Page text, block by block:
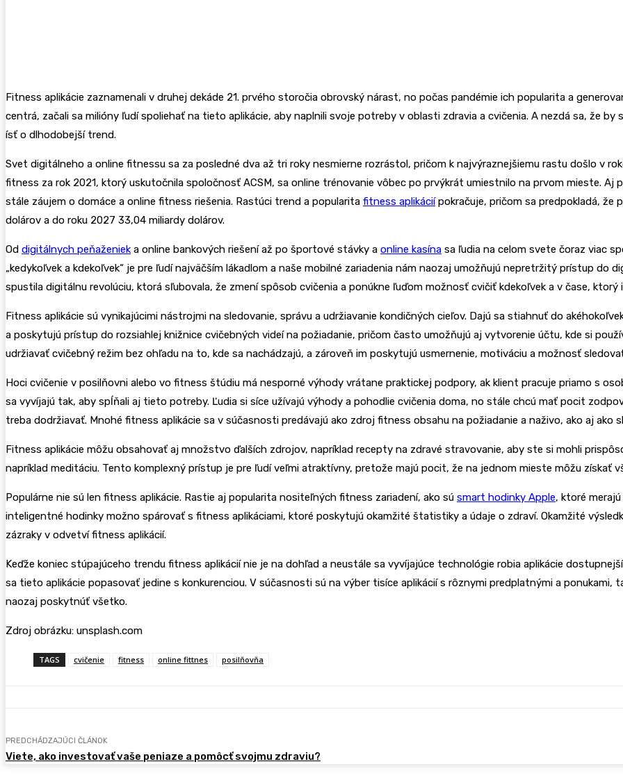
Fitness aplikácie zaznamenali v druhej dekáde 21. prvého storočia obrovský nárast, no počas pandémie ich popularita a
centrá, začali sa milióny ľudí spoliehať na tieto aplikácie, aby naplnili svoje potreby v oblasti zdravia a cvičenia. A nezdá sa, že
ísť o dlhodobejší trend.
Svet digitálneho a online fitnessu sa za posledné dva až tri roky nesmierne rozrástol, pričom k najvýraznejšiemu rastu došlo v
fitness za rok 2021, ktorý uskutočnila spoločnosť ACSM, sa online trénovanie vôbec po prvýkrát umiestnilo na prvom mieste.
stále záujem o domáce a online fitness riešenia. Rastúci trend a popularita fitness aplikáciípokračuje, pričom sa predpokladá, že
dolárov a do roku 2027 33,04 miliardy dolárov.
Od digitálnych peňaženiek a online bankových riešení až po športové stávky a online kasína sa ľudia na celom svete čoraz viac
„kedykoľvek a kdekoľvek“ je pre ľudí najväčším lákadlom a naše mobilné zariadenia nám naozaj umožňujú nepretržitý prístup
spustila digitálnu revolúciu, ktorá sľubovala, že zmení spôsob cvičenia a ponúkne ľuďom možnosť cvičiť kdekoľvek a v čase, ktorý
Fitness aplikácie sú vynikajúcimi nástrojmi na sledovanie, správu a udržiavanie kondičných cieľov. Dajú sa stiahnuť do
a poskytujú prístup do rozsiahlej knižnice cvičebných videí na požiadanie, pričom často umožňujú aj vytvorenie účtu, kde si
udržiavať cvičebný režim bez ohľadu na to, kde sa nachádzajú, a zároveň im poskytujú usmernenie, motiváciu a možnosť
Hoci cvičenie v posilňovni alebo vo fitness štúdiu má nesporné výhody vrátane praktickej podpory, ak klient pracuje priamo s
sa vyvíjajú tak, aby spĺňali aj tieto potreby. Ľudia si síce užívajú výhody a pohodlie cvičenia doma, no stále chcú mať pocit
treba dodržiavať. Mnohé fitness aplikácie sa v súčasnosti predávajú ako zdroj fitness obsahu na požiadanie a naživo, ako aj ako
Fitness aplikácie môžu obsahovať aj množstvo ďalších zdrojov, napríklad recepty na zdravé stravovanie, aby ste si mohli
napríklad meditáciu. Tento komplexný prístup je pre ľudí veľmi atraktívny, pretože majú pocit, že na jednom mieste môžu získať
Populárne nie sú len fitness aplikácie. Rastie aj popularita nositeľných fitness zariadení, ako sú smart hodinky Apple, ktoré
inteligentné hodinky možno spárovať s fitness aplikáciami, ktoré poskytujú okamžité štatistiky a údaje o zdraví. Okamžité
zázraky v odvetví fitness aplikácií.
Keďže koniec stúpajúceho trendu fitness aplikácií nie je na dohľad a neustále sa vyvíjajúce technológie robia aplikácie
sa tieto aplikácie popasovať jedine s konkurenciou. V súčasnosti sú na výber tisíce aplikácií s rôznymi predplatnými a ponukami,
naozaj poskytnúť všetko.
Zdroj obrázku: unsplash.com
TAGS cvičenie fitness online fittnes posilňovňa
PREDCHÁDZAJÚCI ČLÁNOK
Viete, ako investovať vaše peniaze a pomôcť svojmu zdraviu?